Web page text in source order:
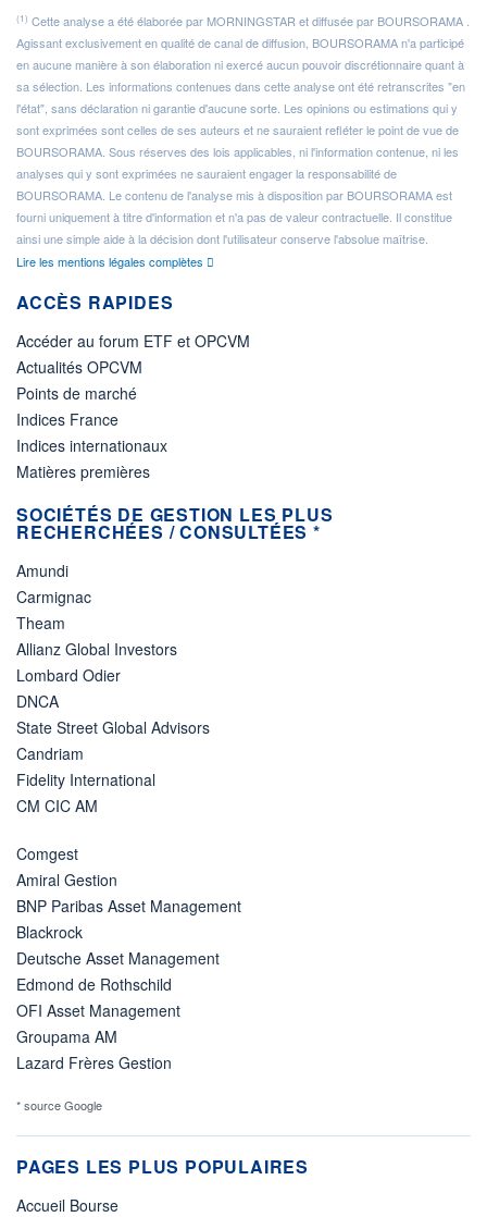
(1) Cette analyse a été élaborée par MORNINGSTAR et diffusée par BOURSORAMA .
Agissant exclusivement en qualité de canal de diffusion, BOURSORAMA n'a participé
en aucune manière à son élaboration ni exercé aucun pouvoir discrétionnaire quant à
sa sélection. Les informations contenues dans cette analyse ont été retranscrites "en
l'état", sans déclaration ni garantie d'aucune sorte. Les opinions ou estimations qui y
sont exprimées sont celles de ses auteurs et ne sauraient refléter le point de vue de
BOURSORAMA. Sous réserves des lois applicables, ni l'information contenue, ni les
analyses qui y sont exprimées ne sauraient engager la responsabilité de
BOURSORAMA. Le contenu de l'analyse mis à disposition par BOURSORAMA est
fourni uniquement à titre d'information et n'a pas de valeur contractuelle. Il constitue
ainsi une simple aide à la décision dont l'utilisateur conserve l'absolue maîtrise.
Lire les mentions légales complètes
ACCÈS RAPIDES
Accéder au forum ETF et OPCVM
Actualités OPCVM
Points de marché
Indices France
Indices internationaux
Matières premières
SOCIÉTÉS DE GESTION LES PLUS
RECHERCHÉES / CONSULTÉES *
Amundi
Carmignac
Theam
Allianz Global Investors
Lombard Odier
DNCA
State Street Global Advisors
Candriam
Fidelity International
CM CIC AM
Comgest
Amiral Gestion
BNP Paribas Asset Management
Blackrock
Deutsche Asset Management
Edmond de Rothschild
OFI Asset Management
Groupama AM
Lazard Frères Gestion
* source Google
PAGES LES PLUS POPULAIRES
Accueil Bourse